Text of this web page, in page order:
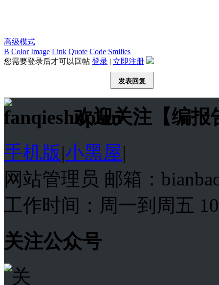
高级模式
B Color Image Link Quote Code Smilies
您需要登录后才可以回帖 登录 | 立即注册
发表回复
欢迎关注【编报
手机版|小黑屋|
网站管理员 邮箱：
工作时间：周一到周五
关注公众号